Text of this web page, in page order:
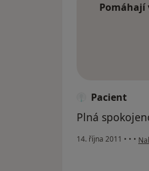
Pomáhají
Pacient
Plná
14. října 2011 • • •